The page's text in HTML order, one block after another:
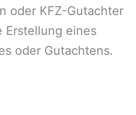
oder KFZ-Gutachter
eines
oder Gutachtens.